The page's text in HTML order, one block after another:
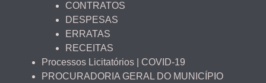
CONTRATOS
DESPESAS
ERRATAS
RECEITAS
Processos Licitatórios | COVID-19
PROCURADORIA GERAL DO MUNICÍPIO